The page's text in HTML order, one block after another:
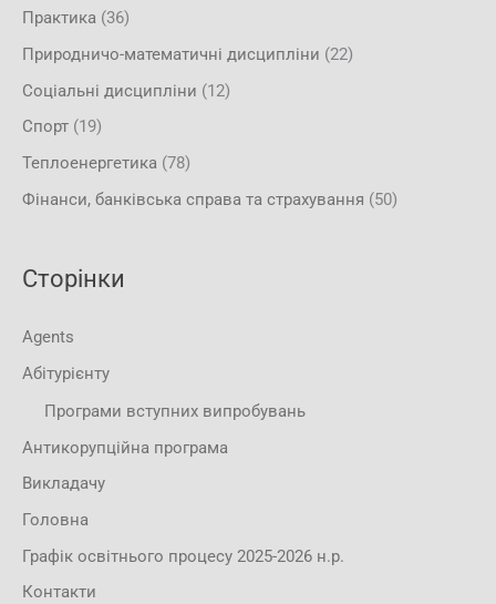
Практика (36)
Природничо-математичні дисципліни (22)
Соціальні дисципліни (12)
Спорт (19)
Теплоенергетика (78)
Фінанси, банківська справа та страхування (50)
Сторінки
Agents
Абітурієнту
Програми вступних випробувань
Антикорупційна програма
Викладачу
Головна
Графік освітнього процесу 2025-2026 н.р.
Контакти